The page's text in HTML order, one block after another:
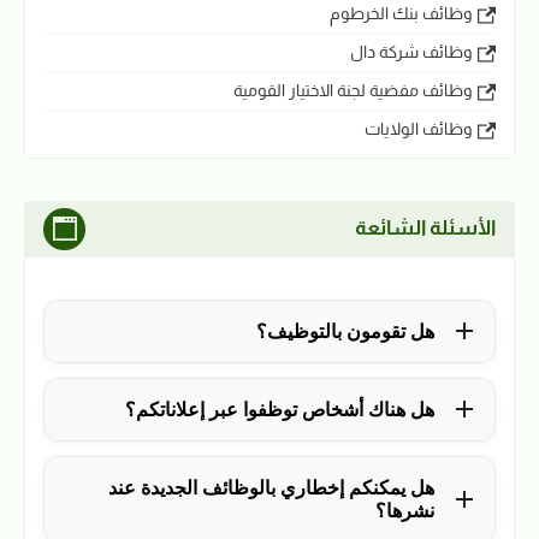
وظائف بنك الخرطوم
وظائف شركة دال
وظائف مفضية لجنة الاختيار القومية
وظائف الولايات
الأسئلة الشائعة
هل تقومون بالتوظيف؟
للأسف لا، في الوقت الحالي نقوم فقط بنشر الوظائف
المتاحة.هل هناك أشخاص توظفوا عبر إعلاناتكم؟
نعم ولله الحمد، منذ التأسيس في 2018 نشرنا آلاف
الوظائف، وكانت سببًا في توظيف آلاف من المتابعين.
هل يمكنكم إخطاري بالوظائف الجديدة عند
نشرها؟